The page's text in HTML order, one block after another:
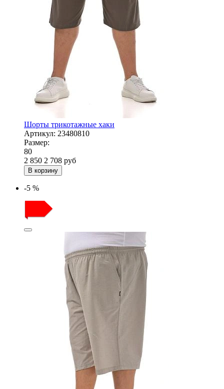
Шорты трикотажные хаки
Артикул: 23480810
Размер:
80
2 850 2 708 руб
В корзину
-5 %